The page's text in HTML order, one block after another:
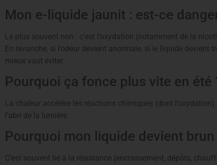
Mon e-liquide jaunit : est-ce
Le plus souvent non : c’est l’oxydation (notamment de la
En revanche, si l’odeur devient anormale, si le liquide devient
mieux vaut éviter.
Pourquoi ça fonce plus vite en été
La chaleur accélère les réactions chimiques (dont
l’abri de la lumière.
Pourquoi mon liquide devient brun
C’est souvent lié à la résistance (encrassement, dépôts,